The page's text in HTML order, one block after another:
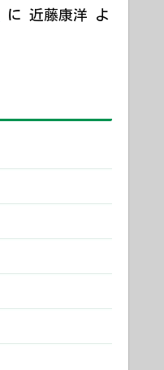
に 近藤康洋 よ